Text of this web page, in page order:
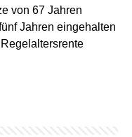
von 67 Jahren
Jahren eingehalten